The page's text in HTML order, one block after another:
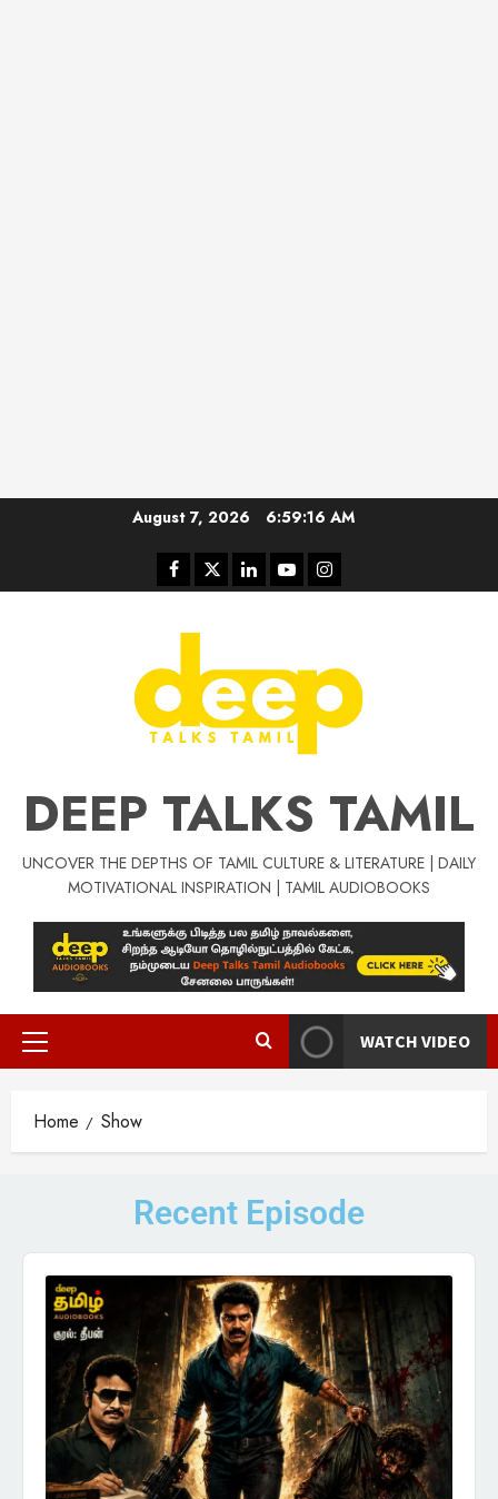
August 7, 2026 6:59:17 AM
DEEP TALKS TAMIL
UNCOVER THE DEPTHS OF TAMIL CULTURE & LITERATURE | DAILY
MOTIVATIONAL INSPIRATION | TAMIL AUDIOBOOKS
WATCH VIDEO
Home Show
Recent Episode
Audio
Player